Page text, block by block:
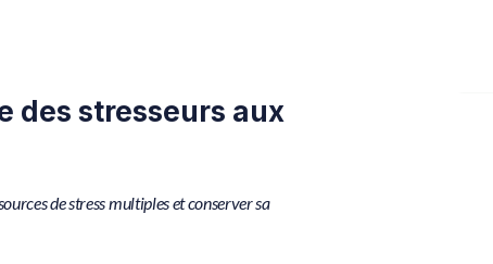
des stresseurs aux
de stress multiples et conserver sa